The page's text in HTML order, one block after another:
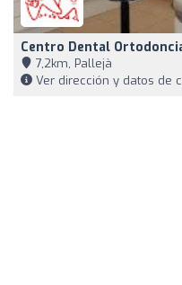
Centro Dental
7,2km, Pallejà
Ver dirección y datos de